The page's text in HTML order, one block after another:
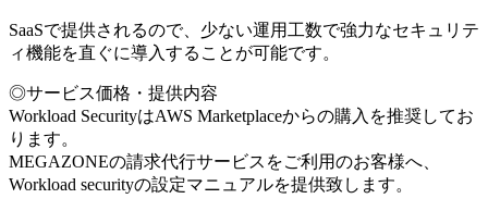
SaaSで提供されるので、少ない運用工数で強力なセキュリテ
ィ機能を直ぐに導入することが可能です。
◎サービス価格・提供内容
Workload SecurityはAWS Marketplaceからの購入を推奨してお
ります。
MEGAZONEの請求代行サービスをご利用のお客様へ、
Workload securityの設定マニュアルを提供致します。